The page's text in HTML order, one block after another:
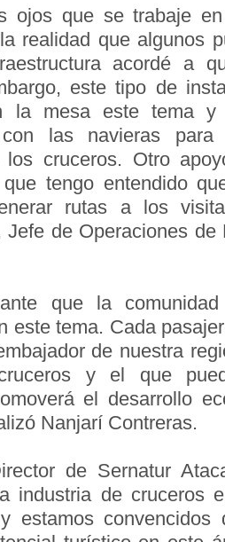
ojos que se trabaje
realidad que algunos
acordé a
este tipo de
la mesa este tema y
con las navieras
los cruceros. Otro
tengo entendido
rutas a los
Jefe de Operaciones
que la
este tema. Cada
de nuestra
y el que
el desarrollo
Nanjarí Contreras.
de Sernatur
industria de cruceros
estamos convencidos